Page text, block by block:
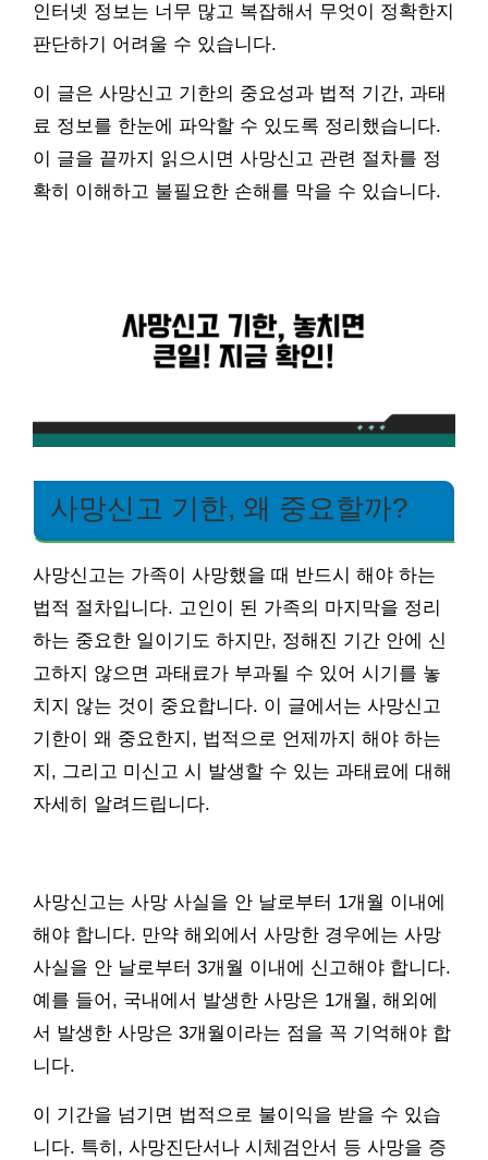
인터넷 정보는 너무 많고 복잡해서 무엇이 정확한지
판단하기 어려울 수 있습니다.
이 글은 사망신고 기한의 중요성과 법적 기간, 과태
료 정보를 한눈에 파악할 수 있도록 정리했습니다.
이 글을 끝까지 읽으시면 사망신고 관련 절차를 정
확히 이해하고 불필요한 손해를 막을 수 있습니다.
사망신고 기한, 왜 중요할까?
사망신고는 가족이 사망했을 때 반드시 해야 하는
법적 절차입니다. 고인이 된 가족의 마지막을 정리
하는 중요한 일이기도 하지만, 정해진 기간 안에 신
고하지 않으면 과태료가 부과될 수 있어 시기를 놓
치지 않는 것이 중요합니다. 이 글에서는 사망신고
기한이 왜 중요한지, 법적으로 언제까지 해야 하는
지, 그리고 미신고 시 발생할 수 있는 과태료에 대해
자세히 알려드립니다.
사망신고는 사망 사실을 안 날로부터 1개월 이내에
해야 합니다. 만약 해외에서 사망한 경우에는 사망
사실을 안 날로부터 3개월 이내에 신고해야 합니다.
예를 들어, 국내에서 발생한 사망은 1개월, 해외에
서 발생한 사망은 3개월이라는 점을 꼭 기억해야 합
니다.
이 기간을 넘기면 법적으로 불이익을 받을 수 있습
니다. 특히, 사망진단서나 시체검안서 등 사망을 증